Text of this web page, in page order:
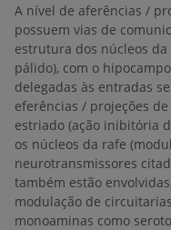
A nível de aferências /
possuem vias de
estrutura dos núcleos
pálido), com o
delegadas às entradas
eferências / projeções
estriado (ação inibitória
os núcleos da rafe
neurotransmissores
também estão
modulação de
monoaminas como